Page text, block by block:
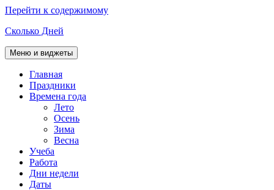
Перейти к содержимому
Сколько Дней
Меню и виджеты
Главная
Праздники
Времена года
Лето
Осень
Зима
Весна
Учеба
Работа
Дни недели
Даты